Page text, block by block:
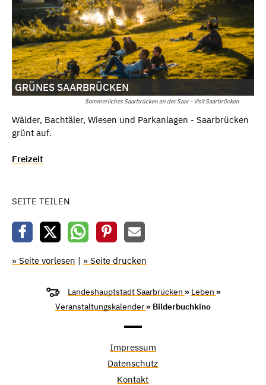
Sommerliches Saarbrücken an der Saar - Visit Saarbrücken
GRÜNES SAARBRÜCKEN
Wälder, Bachtäler, Wiesen und Parkanlagen - Saarbrücken
grünt auf.
Freizeit
SEITE TEILEN
» Seite vorlesen | » Seite drucken
Landeshauptstadt Saarbrücken » Leben »
Veranstaltungskalender » Bilderbuchkino
Impressum
Datenschutz
Kontakt